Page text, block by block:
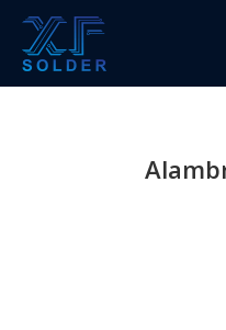
Usted está aquí:
cobre) de China